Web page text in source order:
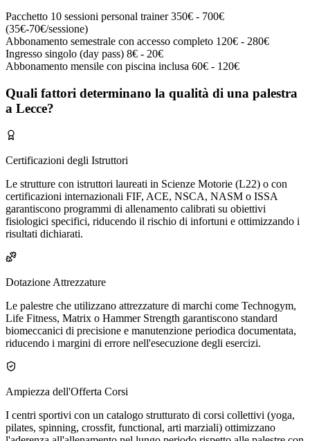
Pacchetto 10 sessioni personal trainer 350€ - 700€
(35€-70€/sessione)
Abbonamento semestrale con accesso completo 120€ - 280€
Ingresso singolo (day pass) 8€ - 20€
Abbonamento mensile con piscina inclusa 60€ - 120€
Quali fattori determinano la qualità di una palestra
a Lecce?
Certificazioni degli Istruttori
Le strutture con istruttori laureati in Scienze Motorie (L22) o con
certificazioni internazionali FIF, ACE, NSCA, NASM o ISSA
garantiscono programmi di allenamento calibrati su obiettivi
fisiologici specifici, riducendo il rischio di infortuni e ottimizzando i
risultati dichiarati.
Dotazione Attrezzature
Le palestre che utilizzano attrezzature di marchi come Technogym,
Life Fitness, Matrix o Hammer Strength garantiscono standard
biomeccanici di precisione e manutenzione periodica documentata,
riducendo i margini di errore nell'esecuzione degli esercizi.
Ampiezza dell'Offerta Corsi
I centri sportivi con un catalogo strutturato di corsi collettivi (yoga,
pilates, spinning, crossfit, functional, arti marziali) ottimizzano